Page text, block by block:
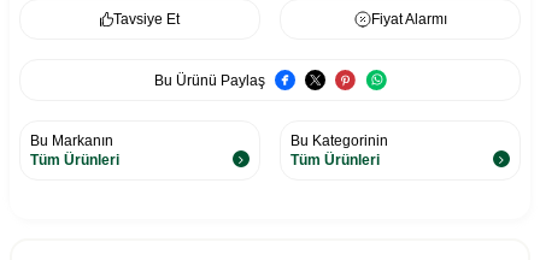
Tavsiye Et Fiyat Alarmı
Bu Ürünü Paylaş
Bu Markanın
Tüm Ürünleri
Bu Kategorinin
Tüm Ürünleri